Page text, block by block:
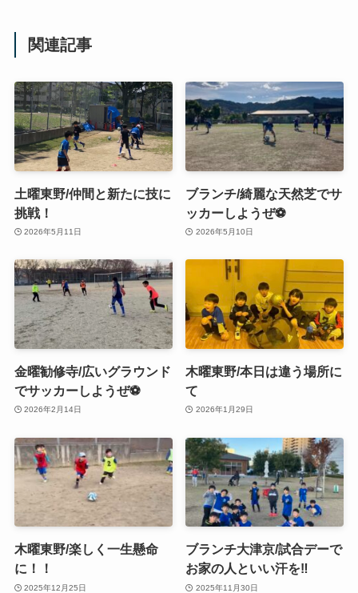
関連記事
土曜東野/仲間と新たに技に
挑戦！
2026年5月11日
ブランチ/綺麗な天然芝でサ
ッカーしようぜ⚽️
2026年5月10日
金曜勧修寺/広いグラウンド
でサッカーしようぜ⚽️
2026年2月14日
木曜東野/本日は違う場所に
て
2026年1月29日
木曜東野/楽しく一生懸命
に！！
2025年12月25日
ブランチ大津京/試合デーで
お家の人といい汗を‼️
2025年11月30日